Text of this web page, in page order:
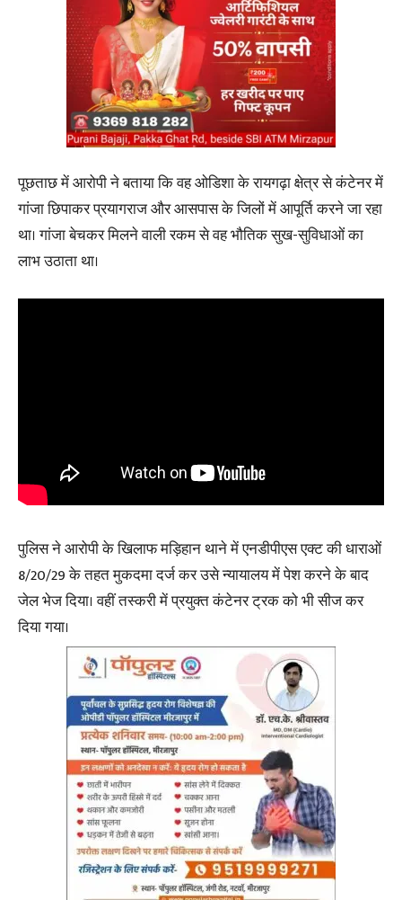
पूछताछ में आरोपी ने बताया कि वह ओडिशा के रायगढ़ा क्षेत्र से कंटेनर में
गांजा छिपाकर प्रयागराज और आसपास के जिलों में आपूर्ति करने जा रहा
था। गांजा बेचकर मिलने वाली रकम से वह भौतिक सुख-सुविधाओं का
लाभ उठाता था।
पुलिस ने आरोपी के खिलाफ मड़िहान थाने में एनडीपीएस एक्ट की धाराओं
8/20/29 के तहत मुकदमा दर्ज कर उसे न्यायालय में पेश करने के बाद
जेल भेज दिया। वहीं तस्करी में प्रयुक्त कंटेनर ट्रक को भी सीज कर
दिया गया।